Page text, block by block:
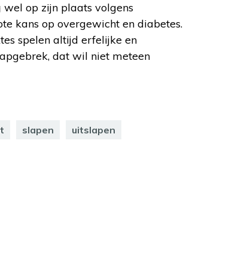
wel op zijn plaats volgens
kans op overgewicht en diabetes.
spelen altijd erfelijke en
dat wil niet meteen
slapen uitslapen